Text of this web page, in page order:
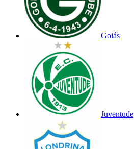
Goiás
Juventude